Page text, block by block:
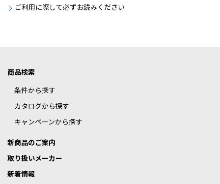
ご利用に際して必ずお読みください
商品検索
条件から探す
カタログから探す
キャンペーンから探す
新商品のご案内
取り扱いメーカー
新着情報